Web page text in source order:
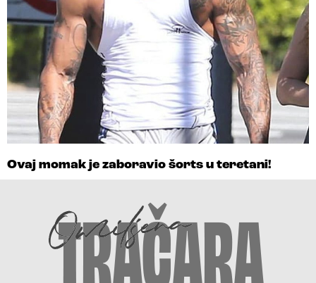
Ovaj momak je zaboravio šorts u teretani!